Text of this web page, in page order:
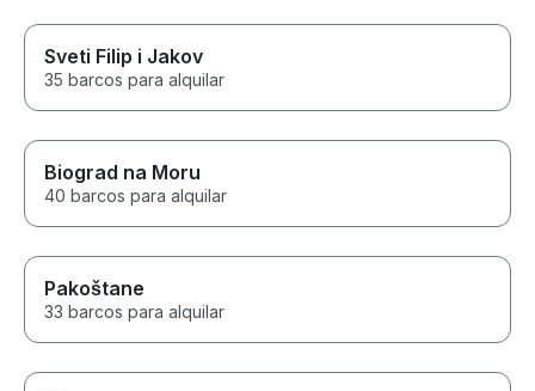
Sveti Filip i Jakov
35 barcos para alquilar
Biograd na Moru
40 barcos para alquilar
Pakoštane
33 barcos para alquilar